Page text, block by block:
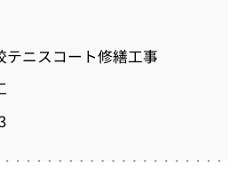
テニスコート修繕工事